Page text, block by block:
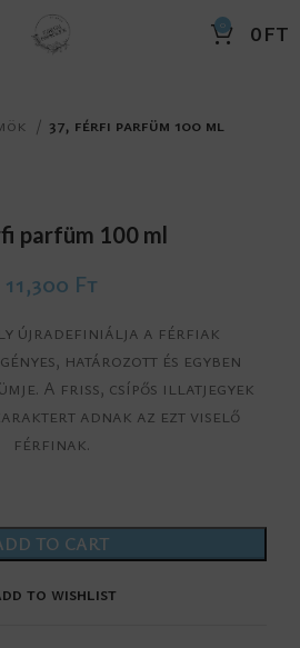
0 0FT
37, férfi parfüm 100 ml
parfüm 100 ml
11,300 Ft
újradefiniálja a férfiak
határozott és egyben
A friss, csípős illatjegyek
adnak az ezt viselő
férfinak.
TO CART
to wishlist